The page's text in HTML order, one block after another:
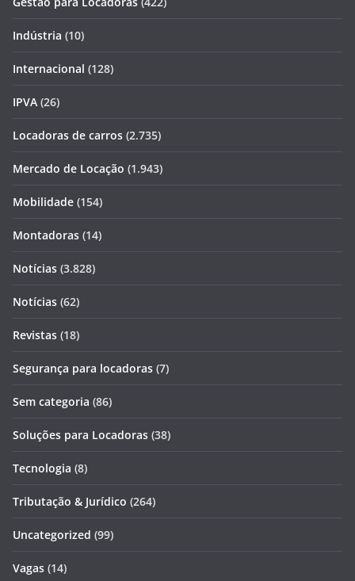
Indústria (10)
Internacional (128)
IPVA (26)
Locadoras de carros (2.735)
Mercado de Locação (1.943)
Mobilidade (154)
Montadoras (14)
Notícias (3.828)
Notícias (62)
Revistas (18)
Segurança para locadoras (7)
Sem categoria (86)
Soluções para Locadoras (38)
Tecnologia (8)
Tributação & Jurídico (264)
Uncategorized (99)
Vagas (14)